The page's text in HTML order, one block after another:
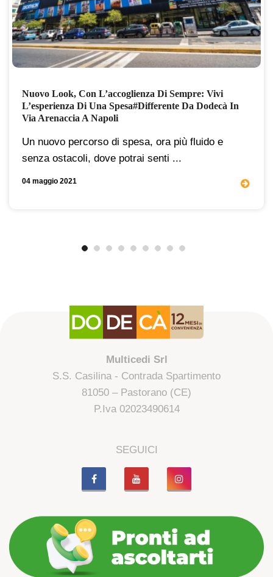
Nuovo Look, Con L’accoglienza Di Sempre: Vivi
L’esperienza Di Una Spesa#differente Da Dodecà In
Via Arenaccia A Napoli
Un nuovo percorso di spesa, ora più fluido e
senza ostacoli, dove potrai senti ...
04 maggio 2021
Multicedi Srl
S.S. Casilina - Contrada Spartimento
81050 – Pastorano (CE)
P.Iva 02023490614
SEGUICI